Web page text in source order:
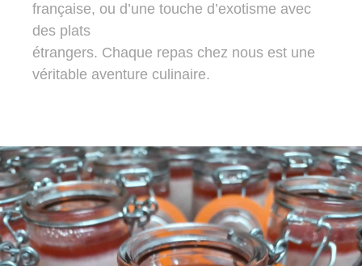
française, ou d’une touche d’exotisme avec
des plats
étrangers. Chaque repas chez nous est une
véritable aventure culinaire.